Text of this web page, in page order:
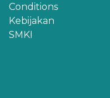
Conditions
Kebijakan
SMKI